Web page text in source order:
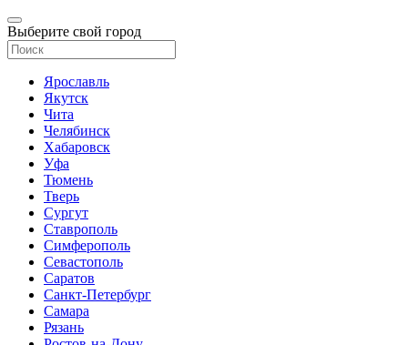
Выберите свой город
Ярославль
Якутск
Чита
Челябинск
Хабаровск
Уфа
Тюмень
Тверь
Сургут
Ставрополь
Симферополь
Севастополь
Саратов
Санкт-Петербург
Самара
Рязань